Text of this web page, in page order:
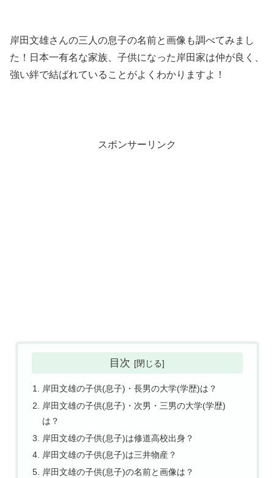
岸田文雄さんの三人の息子の名前と画像も調べてみまし
た！日本一有名な家族、子供になった岸田家は仲が良く、
強い絆で結ばれていることがよくわかりますよ！
スポンサーリンク
目次
岸田文雄の子供(息子)・長男の大学(学歴)は？
岸田文雄の子供(息子)・次男・三男の大学(学歴)
は？
岸田文雄の子供(息子)は修道高校出身？
岸田文雄の子供(息子)は三井物産？
岸田文雄の子供(息子)の名前と画像は？